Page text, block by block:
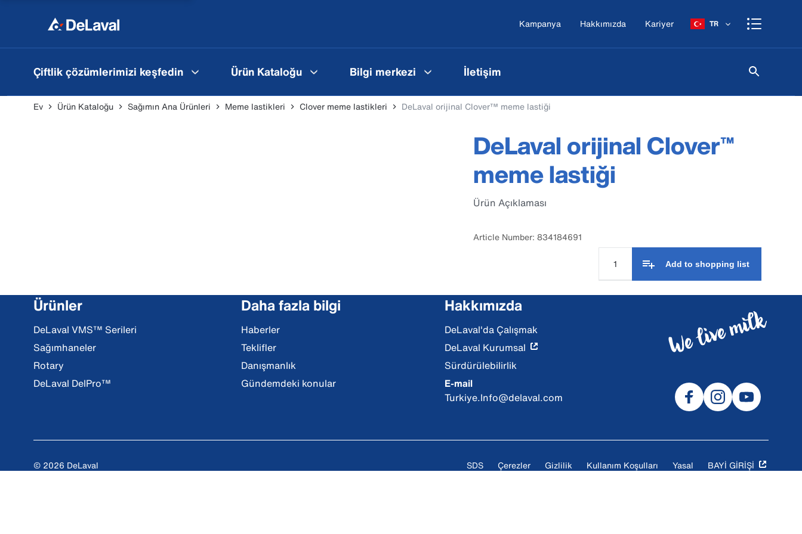
Kampanya Hakkımızda Kariyer TR
Çiftlik çözümlerimizi keşfedin Ürün Kataloğu Bilgi merkezi İletişim
Ev Ürün Kataloğu Sağımın Ana Ürünleri Meme lastikleri Clover meme lastikleri DeLaval orijinal Clover™ meme lastiği
DeLaval orijinal Clover™
meme lastiği
Ürün Açıklaması
Article Number: 834184691
Add to shopping list
Ürünler
DeLaval VMS™ Serileri
Sağımhaneler
Rotary
DeLaval DelPro™
Daha fazla bilgi
Haberler
Teklifler
Danışmanlık
Gündemdeki konular
Hakkımızda
DeLaval'da Çalışmak
DeLaval Kurumsal
Sürdürülebilirlik
E-mail
Turkiye.Info@delaval.com
© 2026 DeLaval SDS Çerezler Gizlilik Kullanım Koşulları Yasal BAYİ GİRİŞİ